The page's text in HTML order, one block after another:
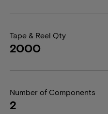
Tape & Reel Qty
2000
Number of Components
2